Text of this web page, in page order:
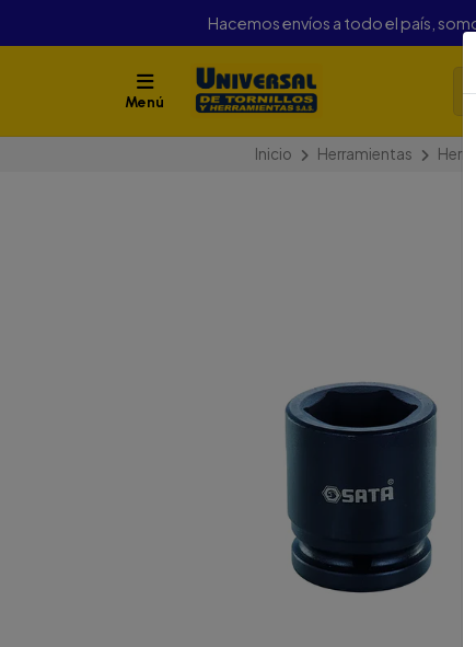
Hacemos envíos a todo el país,
Menú
Inicio Herramientas